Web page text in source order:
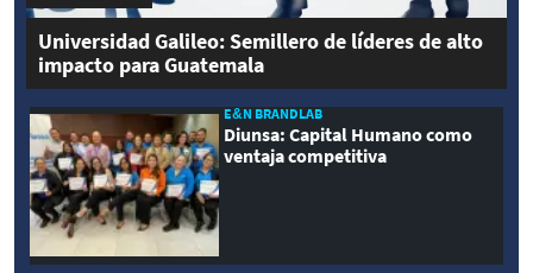
Universidad Galileo: Semillero de líderes de alto
impacto para Guatemala
E&N BRANDLAB
Diunsa: Capital Humano como
ventaja competitiva